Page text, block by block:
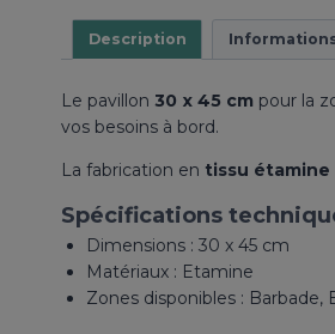
Description
Le pavillon30 x 45 cm pour la
vos besoins à bord.
La fabrication en tissu étamine
Spécifications
Dimensions : 30 x 45 cm
Matériaux : Etamine
Zones disponibles : Barbade,